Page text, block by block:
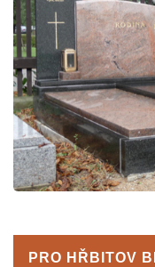
PRO HŘBITOV